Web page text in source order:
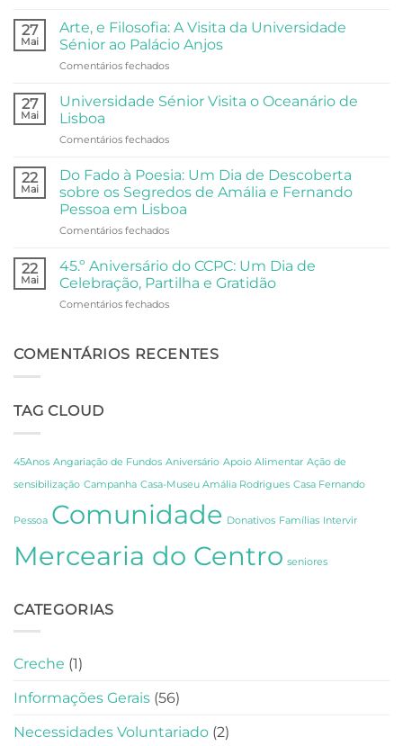
do
Centro
Comunitário:
Dois
de
e
27
Mai
Arte, e Filosofia: A Visita da Universidade
Sénior ao Palácio Anjos
Comentários fechadosem
e
Visita
Universidade
Sénior
Palácio
Anjos
27
Mai
Universidade Sénior Visita o Oceanário de
Lisboa
Comentários fechadosem
Sénior
Visita
o
Oceanário
de
22
Mai
Do Fado à Poesia: Um Dia de Descoberta
sobre os Segredos de Amália e Fernando
Pessoa em Lisboa
Comentários fechadosem
Fado
à
Poesia:
Um
Descoberta
Fernando
em
Lisboa
22
Mai
45.º Aniversário do CCPC: Um Dia de
Celebração, Partilha e Gratidão
Comentários fechadosem
do
e
COMENTÁRIOS RECENTES
TAG CLOUD
45Anos Angariação de Fundos Aniversário Apoio Alimentar Ação de
sensibilização Campanha Casa-Museu Amália Rodrigues Casa Fernando
Pessoa Comunidade Donativos Famílias Intervir
Mercearia do Centro seniores
CATEGORIAS
Creche (1)
Informações Gerais (56)
Necessidades Voluntariado (2)